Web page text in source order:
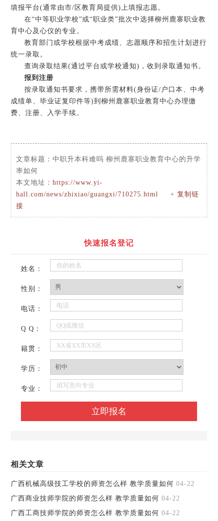
填报平台(通常由市/区教育局提供)上填报志愿。
在“中等职业学校”或“职业类”批次中选择柳州鹿寨职业教
育中心及心仪的专业。
教育部门或学校根据中考成绩、志愿顺序和招生计划进行
统一录取。
查询录取结果(通过平台或学校通知)，收到录取通知书。
报到注册
按录取通知书要求，携带所需材料(身份证/户口本、中考
成绩单、毕业证复印件等)到柳州鹿寨职业教育中心办理缴
费、注册、入学手续。
文章标题：中职升本科难吗 柳州鹿寨职业教育中心的升学
率如何
本文地址：https://www.yi-
hall.com/news/zhixiao/guangxi/710275.html
+复制链
接
快速报名登记
姓名：
性别：
电话：
Q Q：
籍贯：
学历：
专业：
相关文章
广西机械高级技工学校的师资怎么样 教学质量如何 04-22
广西商业技师学院的师资怎么样 教学质量如何 04-22
广西工商技师学院的师资怎么样 教学质量如何 04-22